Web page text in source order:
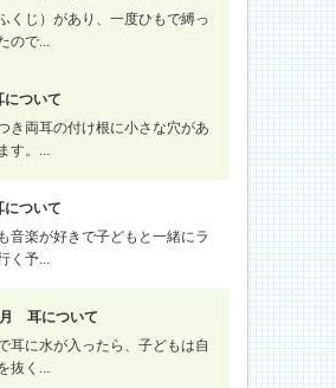
くじ）があり、一度ひもで縛っ
ので...
について
き両耳の付け根に小さな穴があ
す。...
について
音楽が好きで子どもと一緒にラ
く予...
耳について
耳に水が入ったら、子どもは自
抜く...